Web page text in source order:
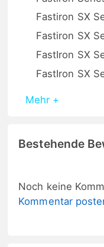
Fastiron SX
Fastiron SX
FastIron SX
FastIron SX
Mehr +
Bestehende
Noch keine
Kommentar